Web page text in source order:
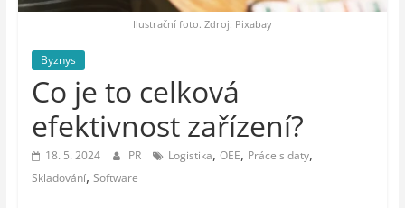
vesmír
Ilustrační foto. Zdroj: Pixabay
Byznys
Co je to celková
efektivnost zařízení?
18. 5. 2024 PR Logistika, OEE, Práce s daty,
Skladování, Software